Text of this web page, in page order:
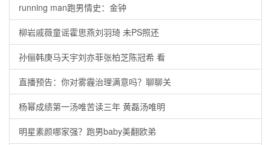
running man跑男情史：金钟
柳岩戚薇童谣霍思燕刘羽琦 未PS照还
孙俪韩庚马天宇刘亦菲张柏芝陈冠希 看
直播预告：你对雾霾治理满意吗？聊聊关
杨幂成绩第一汤唯苦读三年 黄磊汤唯明
明星素颜哪家强？跑男baby美翻欧弟